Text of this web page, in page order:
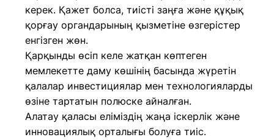
керек. Қажет болса, тиісті заңға және құқық
қорғау органдарының қызметіне өзгерістер
енгізген жөн.
Қарқынды өсіп келе жатқан көптеген
мемлекетте даму көшінің басында жүретін
қалалар инвестициялар мен технологияларды
өзіне тартатын полюске айналған.
Алатау қаласы еліміздің жаңа іскерлік және
инновациялық орталығы болуға тиіс.